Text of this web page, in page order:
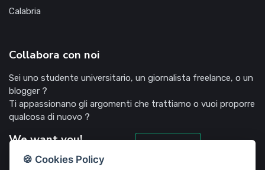
Calabria
Collabora con noi
Sei uno studente universitario, un giornalista freelance, o un
blogger ?
Ti appassionano gli argomenti che trattiamo o vuoi proporre
qualcosa di nuovo ?
We want you!
🍪 Cookies Policy